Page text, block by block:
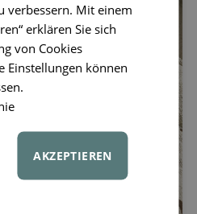
verbessern. Mit einem
erklären Sie sich
von Cookies
Einstellungen können
AKZEPTIEREN